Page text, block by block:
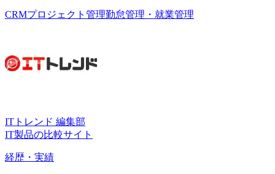
CRMプロジェクト管理勤怠管理・就業管理
ITトレンド 編集部
IT製品の比較サイト
経歴・実績